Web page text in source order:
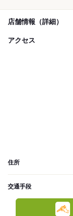
店舗情報（詳細）
アクセス
住所
交通手段